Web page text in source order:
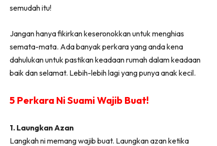
semudah itu!
Jangan hanya fikirkan keseronokkan untuk menghias
semata-mata. Ada banyak perkara yang anda kena
dahulukan untuk pastikan keadaan rumah dalam keadaan
baik dan selamat. Lebih-lebih lagi yang punya anak kecil.
5 Perkara Ni Suami Wajib Buat!
1. Laungkan Azan
Langkah ni memang wajib buat. Laungkan azan ketika